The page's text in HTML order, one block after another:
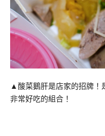
▲酸菜鵝肝是店家的招牌！
非常好吃的組合！